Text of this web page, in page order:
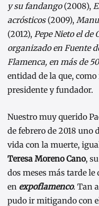
y su fandango(2008),
acrósticos(2009),
(2012), Pepe Nieto el de
organizado en Fuente
Flamenca, en más de
entidad de la que,
presidente y fundador.
Nuestro muy querido
de febrero de 2018 uno
vida con la muerte,
Teresa Moreno Cano,
dos meses más tarde
en expoflamenco. Tan
pudo ir mitigando con